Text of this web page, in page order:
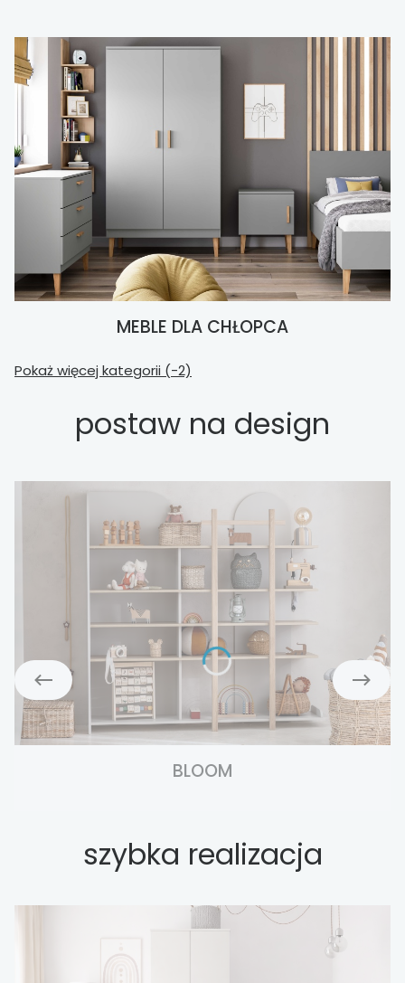
MEBLE DLA CHŁOPCA
Pokaż więcej kategorii (-2)
postaw na design
BLOOM
szybka realizacja